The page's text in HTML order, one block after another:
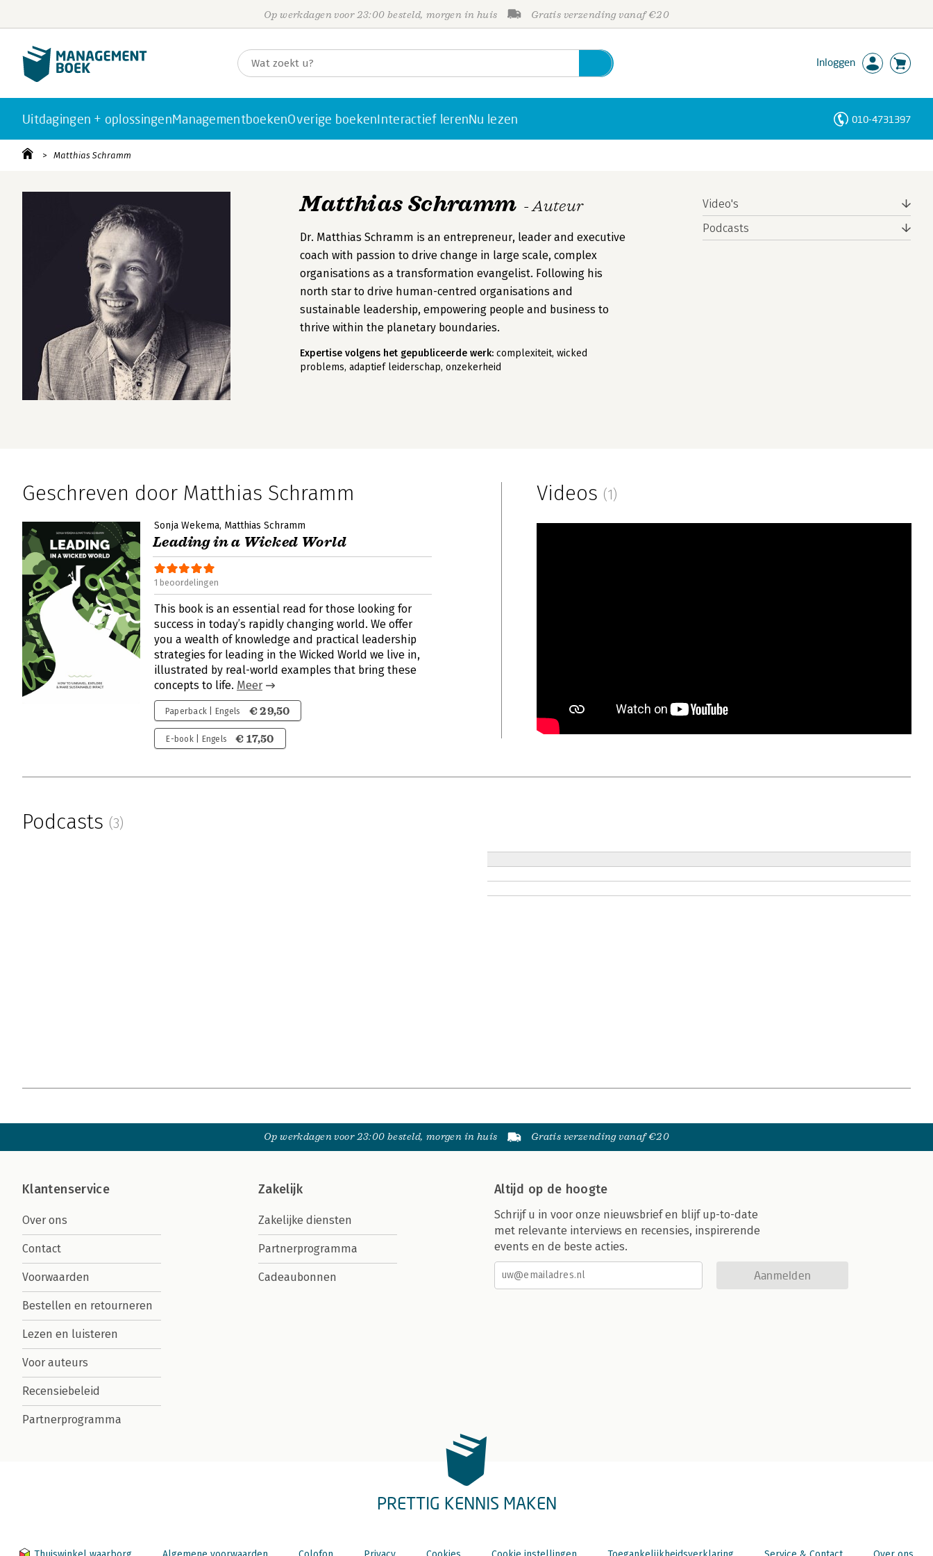
Op werkdagen voor 23:00 besteld, morgen in huis Gratis verzending vanaf €20
Inloggen
Uitdagingen + oplossingenManagementboekenOverige boekenInteractief lerenNu lezen 010-4731397
Matthias Schramm
Matthias Schramm - Auteur
Dr. Matthias Schramm is an entrepreneur, leader and executive
coach with passion to drive change in large scale, complex
organisations as a transformation evangelist. Following his
north star to drive human-centred organisations and
sustainable leadership, empowering people and business to
thrive within the planetary boundaries.
Expertise volgens het gepubliceerde werk: complexiteit, wicked
problems, adaptief leiderschap, onzekerheid
Video's
Podcasts
Geschreven door Matthias Schramm
Sonja Wekema Matthias Schramm
Leading in a Wicked World
1 beoordelingen
This book is an essential read for those looking for
success in today’s rapidly changing world. We offer
you a wealth of knowledge and practical leadership
strategies for leading in the Wicked World we live in,
illustrated by real-world examples that bring these
concepts to life. Meer
Paperback | Engels € 29,50
E-book | Engels € 17,50
Videos (1)
Podcasts (3)
Op werkdagen voor 23:00 besteld, morgen in huis Gratis verzending vanaf €20
Klantenservice
Over ons
Contact
Voorwaarden
Bestellen en retourneren
Lezen en luisteren
Voor auteurs
Recensiebeleid
Partnerprogramma
Zakelijk
Zakelijke diensten
Partnerprogramma
Cadeaubonnen
Altijd op de hoogte
Schrijf u in voor onze nieuwsbrief en blijf up-to-date
met relevante interviews en recensies, inspirerende
events en de beste acties.
Aanmelden
PRETTIG KENNIS MAKEN
Personen